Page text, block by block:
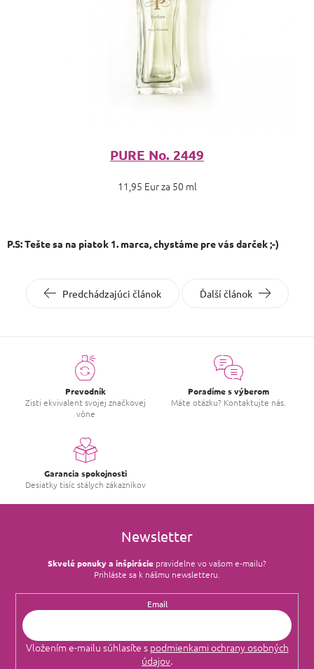
PURE No. 2449
11,95 Eur za 50 ml
P.S: Tešte sa na piatok 1. marca, chystáme pre vás darček ;-)
Predchádzajúci článok Ďalší článok
Prevodník
Zisti ekvivalent svojej značkovej
vône
Poradíme s výberom
Máte otázku? Kontaktujte nás.
Garancia spokojnosti
Desiatky tisíc stálych zákazníkov
Newsletter
Skvelé ponuky a inšpirácie pravidelne vo vašom e‑mailu?
Prihláste sa k nášmu newsletteru.
Email
Vložením e-mailu súhlasíte s podmienkami ochrany osobných
údajov.